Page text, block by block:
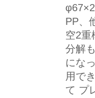
PP、
空2重
分解
にな
用で
て プ